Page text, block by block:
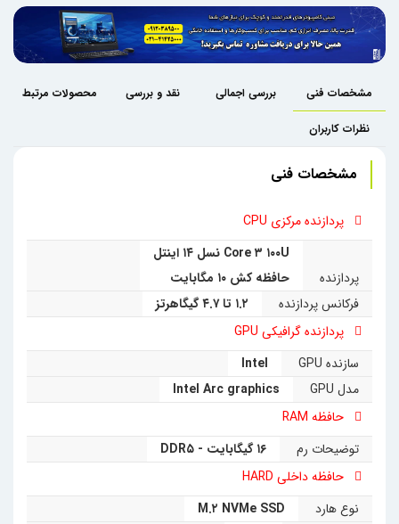
مشخصات فنی بررسی اجمالی نقد و بررسی محصولات مرتبط
نظرات کاربران
مشخصات فنی
پردازنده مرکزی CPU
پردازنده
Core ۳ ۱۰۰U نسل ۱۴ اینتل
حافظه کش ۱۰ مگابایت
فرکانس پردازنده
۱.۲ تا ۴.۷ گیگاهرتز
پردازنده گرافیکی GPU
سازنده GPU
Intel
مدل GPU
Intel Arc graphics
حافظه RAM
توضیحات رم
۱۶ گیگابایت - DDR۵
حافظه داخلی HARD
نوع هارد
M.۲ NVMe SSD